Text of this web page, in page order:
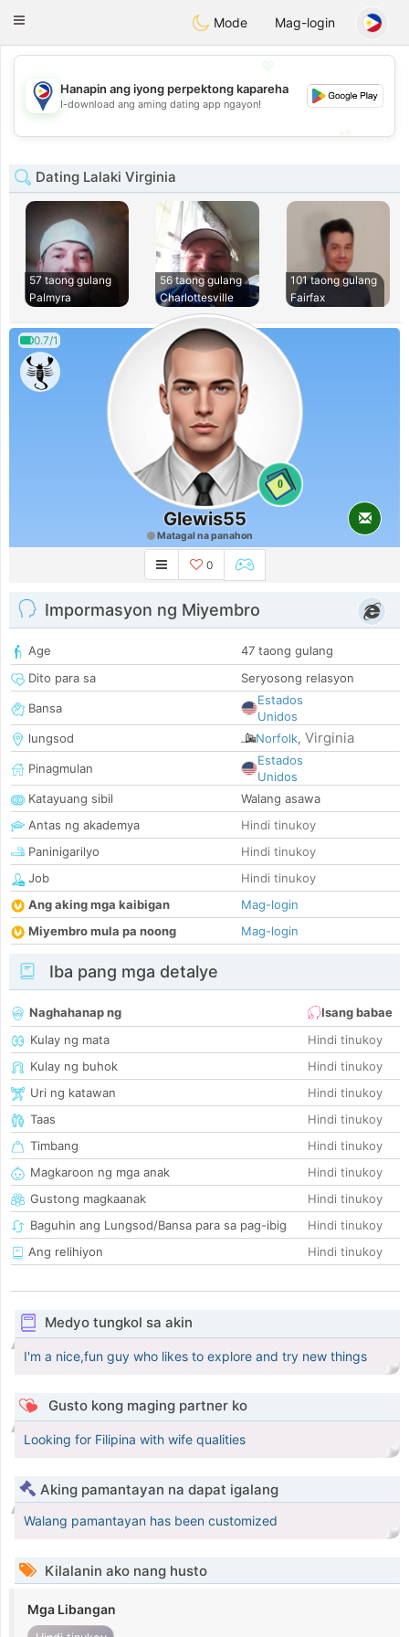
PhilippinesChat
Toggle
Mode Mag-login
💖
💕
Hanapin ang iyong perpektong kapareha
I-download ang aming dating app ngayon!
Dating Lalaki Virginia
57 taong gulang
Palmyra
56 taong gulang
Charlottesville
101 taong gulang
Fairfax
0.7/1
0
Glewis55
Matagal na panahon
0
Impormasyon ng Miyembro
Age
47 taong gulang
Dito para sa
Seryosong relasyon
Bansa
Estados
Unidos
lungsod
Norfolk, Virginia
Pinagmulan
Estados
Unidos
Katayuang sibil
Walang asawa
Antas ng akademya
Hindi tinukoy
Paninigarilyo
Hindi tinukoy
Job
Hindi tinukoy
Ang aking mga kaibigan
Mag-login
Miyembro mula pa noong
Mag-login
Iba pang mga detalye
Naghahanap ng
Isang babae
Kulay ng mata
Hindi tinukoy
Kulay ng buhok
Hindi tinukoy
Uri ng katawan
Hindi tinukoy
Taas
Hindi tinukoy
Timbang
Hindi tinukoy
Magkaroon ng mga anak
Hindi tinukoy
Gustong magkaanak
Hindi tinukoy
Baguhin ang Lungsod/Bansa para sa pag-ibig
Hindi tinukoy
Ang relihiyon
Hindi tinukoy
Medyo tungkol sa akin
I'm a nice,fun guy who likes to explore and try new things
Gusto kong maging partner ko
Looking for Filipina with wife qualities
Aking pamantayan na dapat igalang
Walang pamantayan has been customized
Kilalanin ako nang husto
Mga Libangan